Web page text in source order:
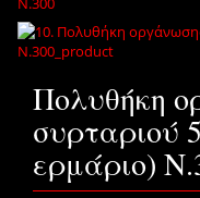
Πολυθήκη
συρταριού
ερμάριο)